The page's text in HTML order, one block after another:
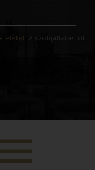
. A szolgáltatásról